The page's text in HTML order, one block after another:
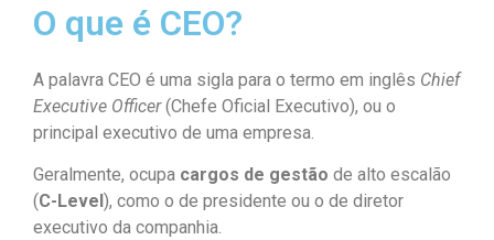
O que é CEO?
A palavra CEO é uma sigla para o termo em inglês Chief
Executive Officer(Chefe Oficial Executivo), ou o
principal executivo de uma empresa.
Geralmente, ocupa cargos de gestão de alto escalão
(C-Level), como o de presidente ou o de diretor
executivo da companhia.